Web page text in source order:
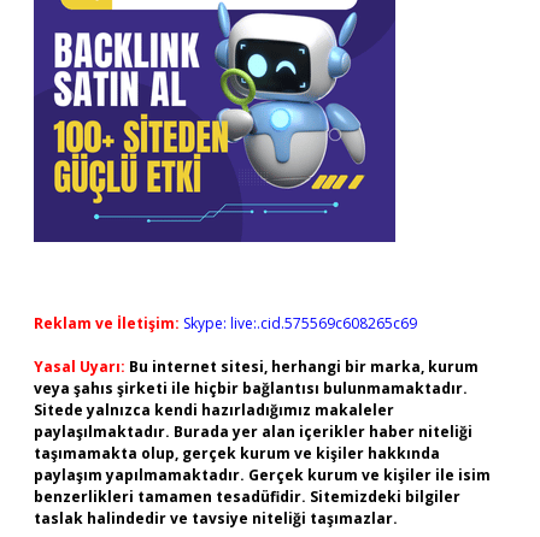
Reklam ve İletişim: Skype: live:.cid.575569c608265c69
Yasal Uyarı: Bu internet sitesi, herhangi bir marka, kurum
veya şahıs şirketi ile hiçbir bağlantısı bulunmamaktadır.
Sitede yalnızca kendi hazırladığımız makaleler
paylaşılmaktadır. Burada yer alan içerikler haber niteliği
taşımamakta olup, gerçek kurum ve kişiler hakkında
paylaşım yapılmamaktadır. Gerçek kurum ve kişiler ile isim
benzerlikleri tamamen tesadüfidir. Sitemizdeki bilgiler
taslak halindedir ve tavsiye niteliği taşımazlar.